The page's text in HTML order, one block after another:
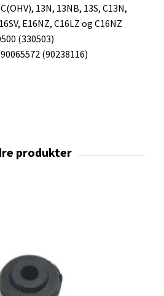
13N, 13NB, 13S, C13N,
E16NZ, C16LZ og C16NZ
(330503)
(90238116)